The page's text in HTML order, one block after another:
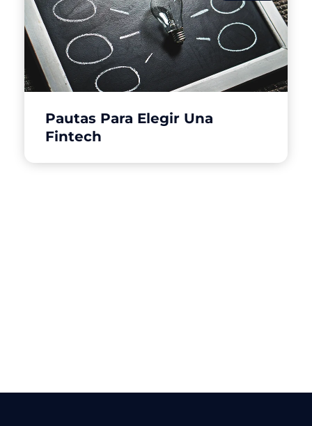
Pautas Para Elegir Una
Fintech